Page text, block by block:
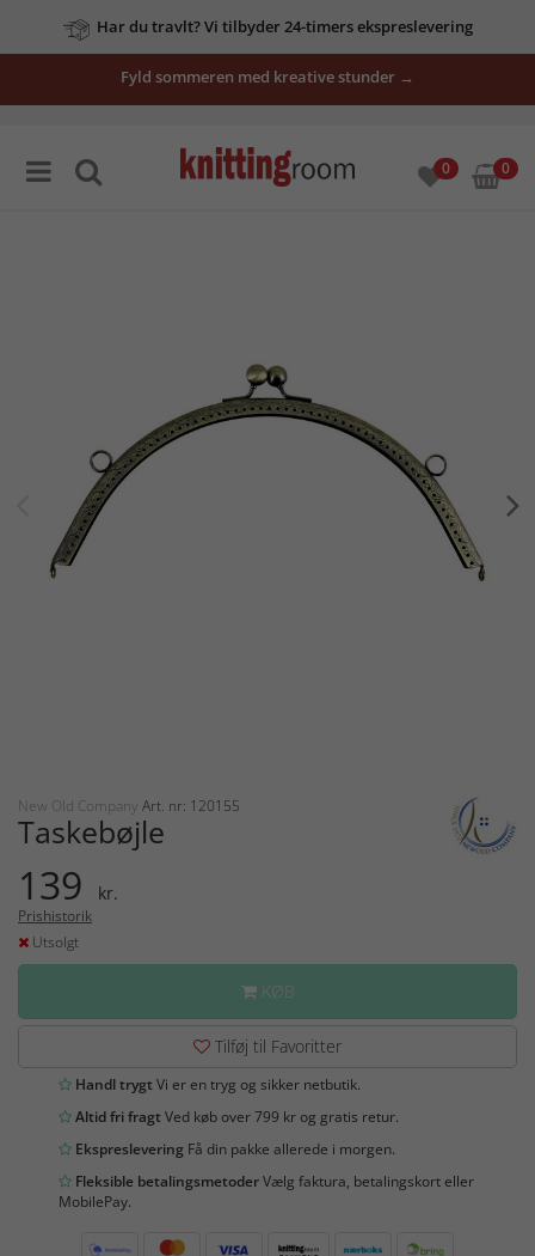
Har du travlt? Vi tilbyder 24-timers ekspreslevering
Fyld sommeren med kreative stunder →
0 0
New Old Company Art. nr: 120155
Taskebøjle
139 kr.
Prishistorik
Utsolgt
KØB
Tilføj til Favoritter
Handl trygtVi er en tryg og sikker netbutik.
Altid fri fragtVed køb over 799 kr og gratis retur.
Ekspreslevering Få din pakke allerede i morgen.
Fleksible betalingsmetoderVælg faktura, betalingskort eller
MobilePay.